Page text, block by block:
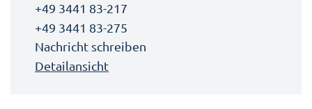
+49 3441 83-217
+49 3441 83-275
Nachricht schreiben
Detailansicht